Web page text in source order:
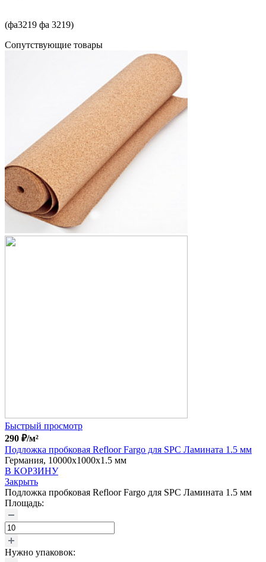
(фа3219 фа 3219)
Cопутствующие товары
Быстрый просмотр
290 ₽/м²
Подложка пробковая Refloor Fargo для SPC Ламината 1.5 мм
Германия, 10000x1000x1.5 мм
В КОРЗИНУ
Закрыть
Подложка пробковая Refloor Fargo для SPC Ламината 1.5 мм
Площадь:
Нужно упаковок: